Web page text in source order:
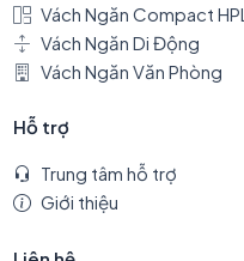
Vách Ngăn Compact HPL
Vách Ngăn Di Động
Vách Ngăn Văn Phòng
Hỗ trợ
Trung tâm hỗ trợ
Giới thiệu